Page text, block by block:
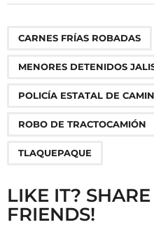
n
CARNES FRÍAS ROBADAS
MENORES DETENIDOS
POLICÍA ESTATAL DE
ROBO DE TRACTOCAMIÓN
TLAQUEPAQUE
LIKE IT?
FRIENDS!